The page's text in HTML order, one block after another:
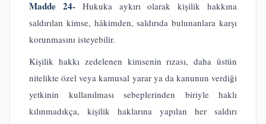
Madde 24-Hukuka aykırı olarak kişilik hakkına
saldırılan kimse, hâkimden, saldırıda bulunanlara karşı
korunmasını isteyebilir.
Kişilik hakkı zedelenen kimsenin rızası, daha üstün
nitelikte özel veya kamusal yarar ya da kanunun verdiği
yetkinin kullanılması sebeplerinden biriyle haklı
kılınmadıkça, kişilik haklarına yapılan her saldırı